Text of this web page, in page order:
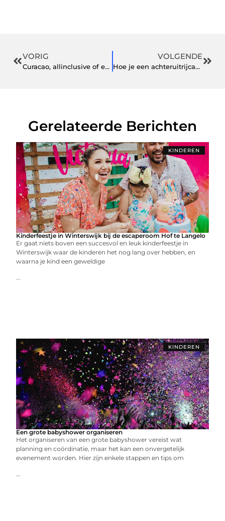
VORIG
Curacao, allinclusive of een los hotel?
VOLGENDE
Hoe je een achteruitrijcamera installeren moet
Gerelateerde Berichten
KINDEREN
Kinderfeestje in Winterswijk bij de escaperoom Hof te Langelo
Er gaat niets boven een succesvol en leuk kinderfeestje in
Winterswijk waar de kinderen het nog lang over hebben, en
waarna je kind een geweldige
...
KINDEREN
Een grote babyshower organiseren
Het organiseren van een grote babyshower vereist wat
planning en coördinatie, maar het kan een onvergetelijk
evenement worden. Hier zijn enkele stappen en tips om
...